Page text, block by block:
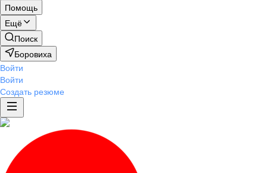
Помощь
Ещё
Поиск
Боровиха
Войти
Войти
Создать резюме